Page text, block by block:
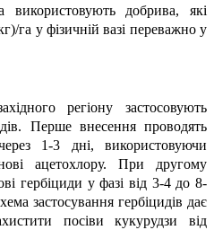
використовують добрива, які
га у фізичній вазі переважно у
регіону застосовують
Перше внесення проводять
1-3 дні, використовуючи
ацетохлору. При другому
гербіциди у фазі від 3-4 до 8-
застосування гербіцидів дає
посіви кукурудзи від